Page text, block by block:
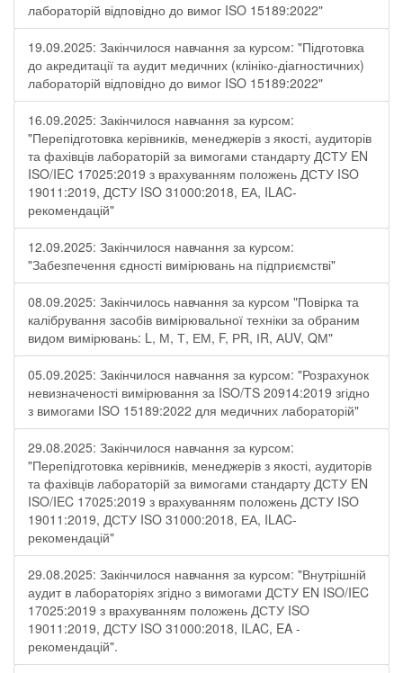
лабораторій відповідно до вимог ISO 15189:2022"
19.09.2025: Закінчилося навчання за курсом: "Підготовка
до акредитації та аудит медичних (клініко-діагностичних)
лабораторій відповідно до вимог ISO 15189:2022"
16.09.2025: Закінчилося навчання за курсом:
"Перепідготовка керівників, менеджерів з якості, аудиторів
та фахівців лабораторій за вимогами стандарту ДСТУ EN
ISO/IEC 17025:2019 з врахуванням положень ДСТУ ISO
19011:2019, ДСТУ ISO 31000:2018, ЕА, ILAC-
рекомендацій"
12.09.2025: Закінчилося навчання за курсом:
"Забезпечення єдності вимірювань на підприємстві"
08.09.2025: Закінчилось навчання за курсом "Повірка та
калібрування засобів вимірювальної техніки за обраним
видом вимірювань: L, М, Т, ЕМ, F, РR, ІR, АUV, QМ"
05.09.2025: Закінчилося навчання за курсом: "Розрахунок
невизначеності вимірювання за ISO/TS 20914:2019 згідно
з вимогами ISO 15189:2022 для медичних лабораторій"
29.08.2025: Закінчилося навчання за курсом:
"Перепідготовка керівників, менеджерів з якості, аудиторів
та фахівців лабораторій за вимогами стандарту ДСТУ EN
ISO/IEC 17025:2019 з врахуванням положень ДСТУ ISO
19011:2019, ДСТУ ISO 31000:2018, ЕА, ILAC-
рекомендацій"
29.08.2025: Закінчилося навчання за курсом: "Внутрішній
аудит в лабораторіях згідно з вимогами ДСТУ EN ISO/IEC
17025:2019 з врахуванням положень ДСТУ ISO
19011:2019, ДСТУ ISO 31000:2018, ILAC, EA -
рекомендацій".